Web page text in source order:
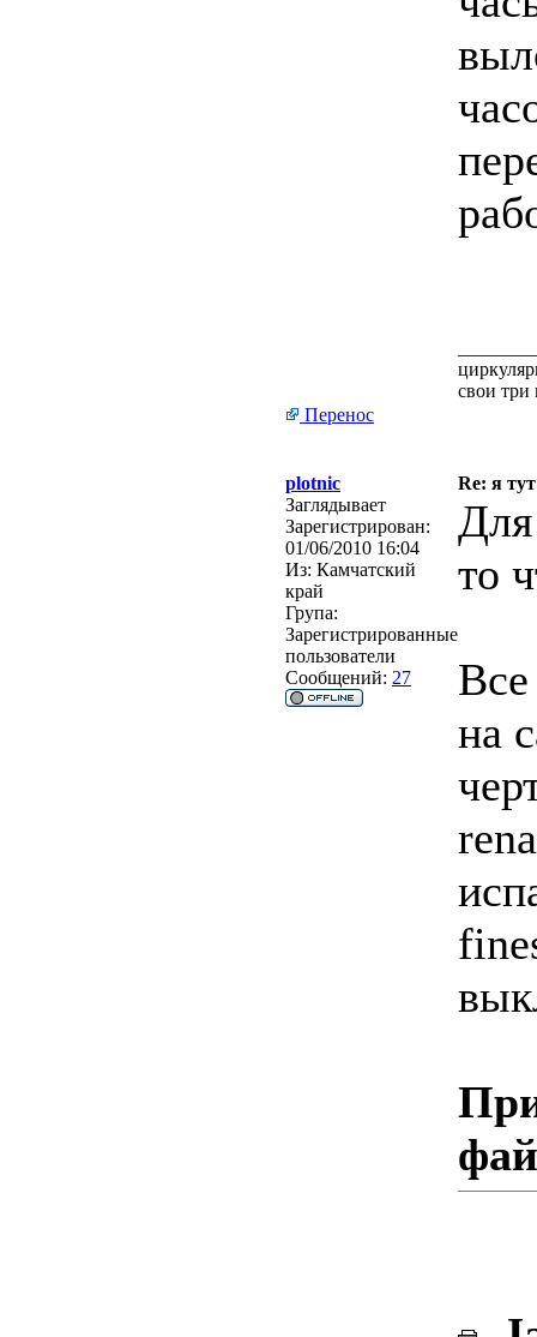
свои три
Перенос
plotnic
Re: я
Заглядывает
Зарегистрирован:
01/06/2010 16:04
Из: Камчатский
край
Група:
Зарегистрированные
пользователи
Сообщений: 27
то
Все
на